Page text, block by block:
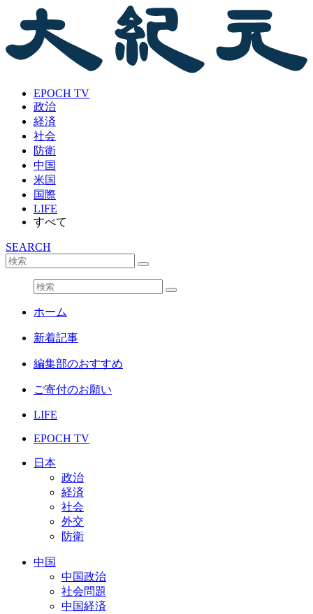
EPOCH TV
政治
経済
社会
防衛
中国
米国
国際
LIFE
すべて
SEARCH
ホーム
新着記事
編集部のおすすめ
ご寄付のお願い
LIFE
EPOCH TV
日本
政治
経済
社会
外交
防衛
中国
中国政治
社会問題
中国経済